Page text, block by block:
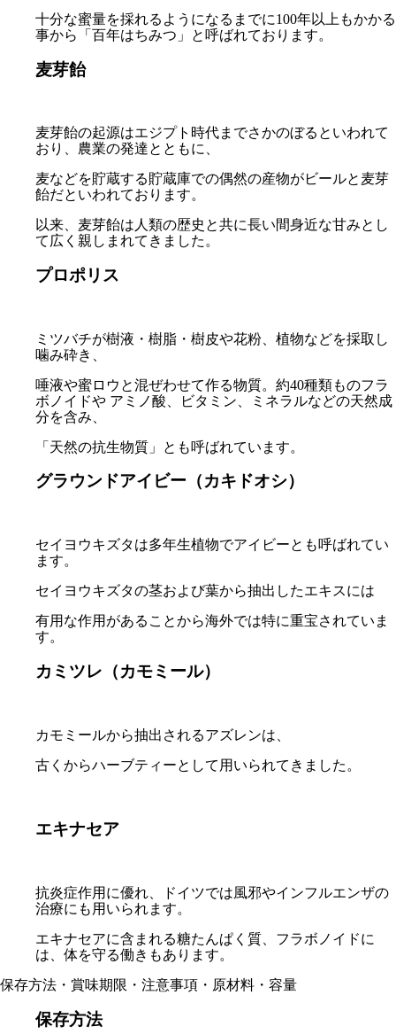
十分な蜜量を採れるようになるまでに100年以上もかかる
事から「百年はちみつ」と呼ばれております。
麦芽飴
麦芽飴の起源はエジプト時代までさかのぼるといわれて
おり、農業の発達とともに、
麦などを貯蔵する貯蔵庫での偶然の産物がビールと麦芽
飴だといわれております。
以来、麦芽飴は人類の歴史と共に長い間身近な甘みとし
て広く親しまれてきました。
プロポリス
ミツバチが樹液・樹脂・樹皮や花粉、植物などを採取し
噛み砕き、
唾液や蜜ロウと混ぜわせて作る物質。約40種類ものフラ
ボノイドや アミノ酸、ビタミン、ミネラルなどの天然成
分を含み、
「天然の抗生物質」とも呼ばれています。
グラウンドアイビー（カキドオシ）
セイヨウキズタは多年生植物でアイビーとも呼ばれてい
ます。
セイヨウキズタの茎および葉から抽出したエキスには
有用な作用があることから海外では特に重宝されていま
す。
カミツレ（カモミール）
カモミールから抽出されるアズレンは、
古くからハーブティーとして用いられてきました。
エキナセア
抗炎症作用に優れ、ドイツでは風邪やインフルエンザの
治療にも用いられます。
エキナセアに含まれる糖たんぱく質、フラボノイドに
は、体を守る働きもあります。
保存方法・賞味期限・注意事項・原材料・容量
保存方法